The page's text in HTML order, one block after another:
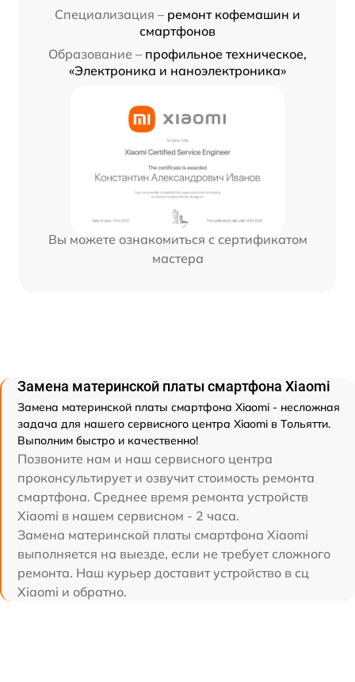
Специализация – ремонт кофемашин и
смартфонов
Образование – профильное техническое,
«Электроника и наноэлектроника»
Вы можете ознакомиться с сертификатом
мастера
Замена материнской платы смартфона Xiaomi
Замена материнской платы смартфона Xiaomi - несложная
задача для нашего сервисного центра Xiaomi в Тольятти.
Выполним быстро и качественно!
Позвоните нам и наш сервисного центра
проконсультирует и озвучит стоимость ремонта
смартфона. Среднее время ремонта устройств
Xiaomi в нашем сервисном - 2 часа.
Замена материнской платы смартфона Xiaomi
выполняется на выезде, если не требует сложного
ремонта. Наш курьер доставит устройство в сц
Xiaomi и обратно.